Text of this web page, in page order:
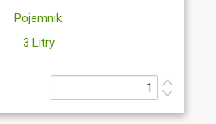
Pojemnik:
3 Litry